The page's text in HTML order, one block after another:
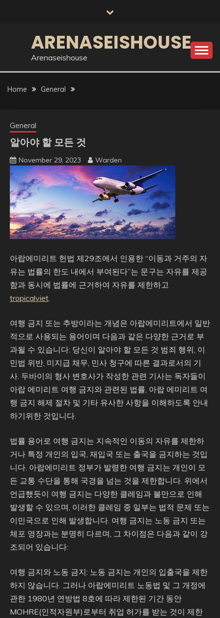
ARENASEISHOUSE
Arenaseishouse
Home General
General
알아야 할 모든 것
November 29, 2023 Warden
아랍에미리트 헌법 제29조에서 인용한 “이동과 거주의 자
유는 법률의 한도 내에서 부여된다”는 문구는 자유를 제공
함과 동시에 법률에 근거하여 자유를 제한하고
tropicalviet.
여행 금지 또는 추방이라는 개념은 아랍에미리트에서 일반
적으로 사용되는 용어이며 다음과 같은 다양한 근거로 부
과될 수 있습니다: 당신이 알아야 할 모든 것 범죄 행위, 이
민법 위반, 미지급 채무, 민사 청구에 따른 결과로서의 기
사. 두바이의 형사 변호사가 작성한 관련 기사는 독자들이
아랍 에미리트 여행 금지와 관련된 법률, 아랍 에미리트 여
행 금지 해제 절차 및 기타 유사한 사항을 이해하도록 안내
하기위한 것입니다.
법률 용어로 여행 금지는 지속적인 이동의 자유를 제한하
거나 특정 개인의 입국, 재입국 또는 출국을 금지하는 것입
니다. 아랍에미리트 정부가 발령한 여행 금지는 개인이 모
든 교통 수단을 통해 국경을 넘는 것을 제한합니다. 위에서
언급했듯이 여행 금지는 다양한 클레임과 불만으로 인해
발생할 수 있으며, 이러한 클레임 중 일부는 법적 문제 또는
이민국으로 인해 발생합니다. 여행 금지는 노동 금지 또는
체포 영장과는 분명히 다르며, 그 차이점은 다음과 같이 강
조되어 있습니다:
여행 금지와 노동 금지: 노동 금지는 개인의 입출국을 제한
하지 않습니다. 그러나 아랍에미리트 노동법 및 그 개정에
관한 1980년 연방법 8호에 따라 제한된 기간 동안
MOHRE(인적자원부)로부터 취업 허가를 받는 것이 제한